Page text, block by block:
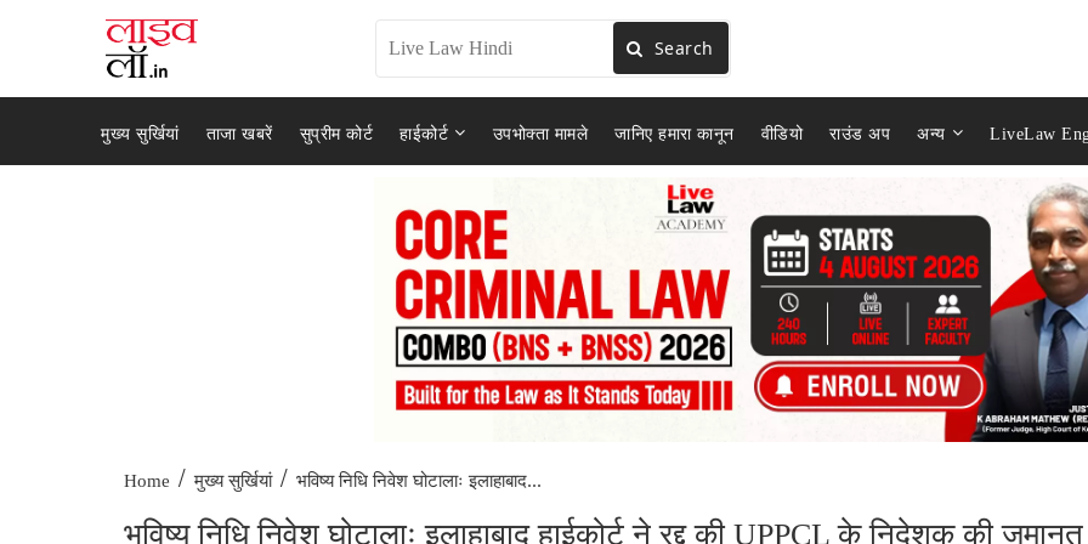
Search
मुख्य सुर्खियां ताजा खबरें सुप्रीम कोर्ट हाईकोर्ट उपभोक्ता मामले जानिए हमारा कानून वीडियो राउंड अप अन्य LiveLaw
Home / मुख्य सुर्खियां / भविष्य निधि निवेश घोटालाः इलाहाबाद...
भविष्य निधि निवेश घोटालाः इलाहाबाद हाईकोर्ट ने रद्द की UPPCL के निदेशक की जमानत